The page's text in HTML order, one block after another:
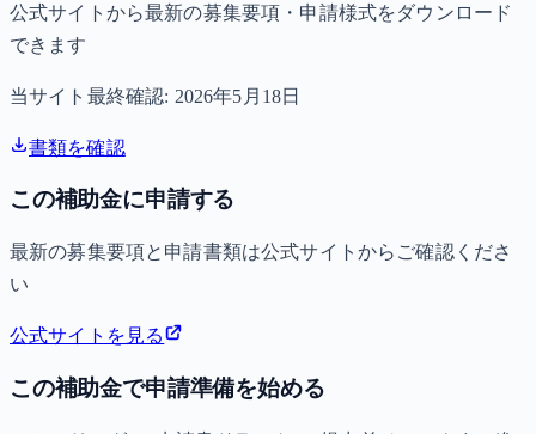
公式サイトから最新の募集要項・申請様式をダウンロード
できます
当サイト最終確認: 2026年5月18日
書類を確認
この補助金に申請する
最新の募集要項と申請書類は公式サイトからご確認くださ
い
公式サイトを見る
この補助金で申請準備を始める